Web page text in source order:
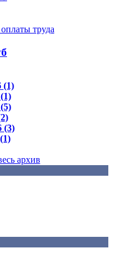
труда
(1)
(3)
архив